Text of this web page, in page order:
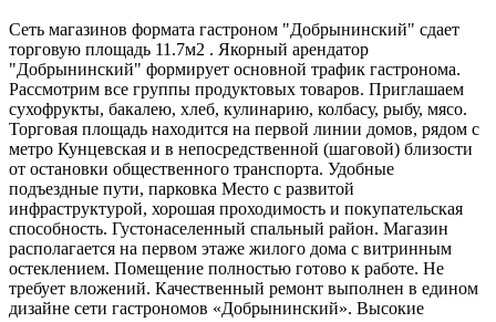
Сеть магазинов формата гастроном "Добрынинский" сдает
торговую площадь 11.7м2 . Якорный арендатор
"Добрынинский" формирует основной трафик гастронома.
Рассмотрим все группы продуктовых товаров. Приглашаем
сухофрукты, бакалею, хлеб, кулинарию, колбасу, рыбу, мясо.
Торговая площадь находится на первой линии домов, рядом с
метро Кунцевская и в непосредственной (шаговой) близости
от остановки общественного транспорта. Удобные
подъездные пути, парковка Место с развитой
инфраструктурой, хорошая проходимость и покупательская
способность. Густонаселенный спальный район. Магазин
располагается на первом этаже жилого дома с витринным
остеклением. Помещение полностью готово к работе. Не
требует вложений. Качественный ремонт выполнен в едином
дизайне сети гастрономов «Добрынинский». Высокие